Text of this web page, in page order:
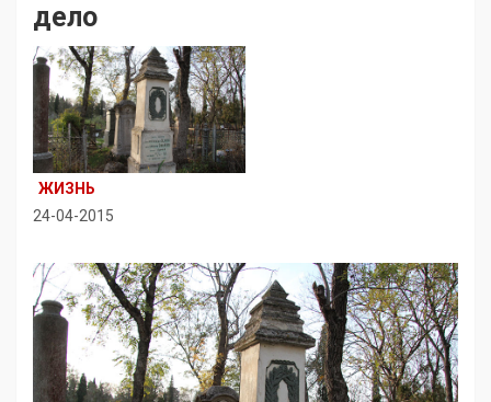
дело
ЖИЗНЬ
24-04-2015